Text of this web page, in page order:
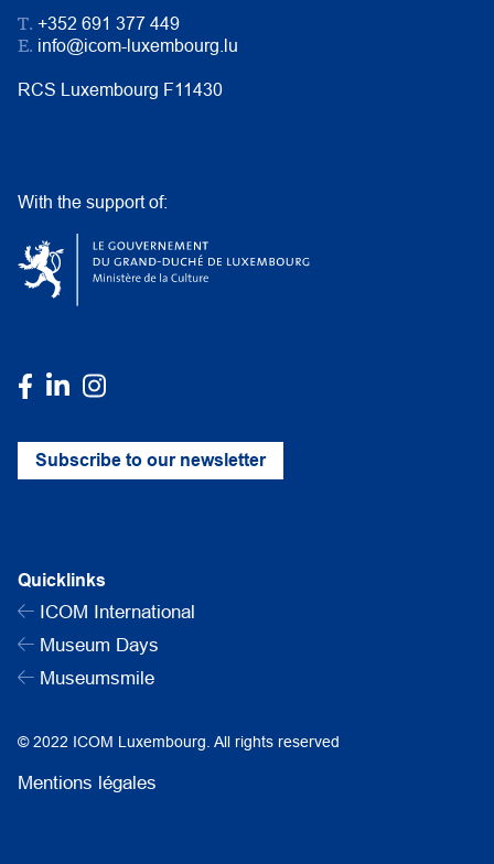
T. +352 691 377 449
E. info@icom-luxembourg.lu
RCS Luxembourg F11430
With the support of:
Subscribe to our newsletter
Quicklinks
ICOM International
Museum Days
Museumsmile
© 2022 ICOM Luxembourg. All rights reserved
Mentions légales